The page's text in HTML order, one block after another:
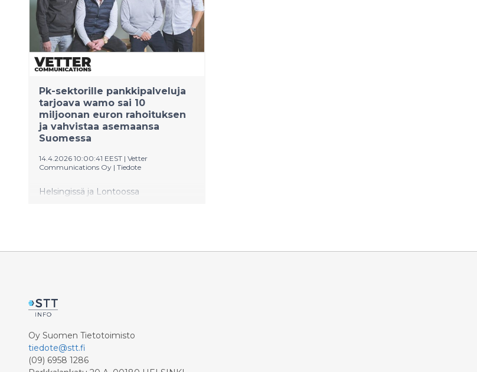
Pk-sektorille pankkipalveluja
tarjoava wamo sai 10
miljoonan euron rahoituksen
ja vahvistaa asemaansa
Suomessa
14.4.2026 10:00:41 EEST | Vetter
Communications Oy | Tiedote
Helsingissä ja Lontoossa
pääomaa syventämällä
Oy Suomen Tietotoimisto
tiedote@stt.fi
(09) 6958 1286